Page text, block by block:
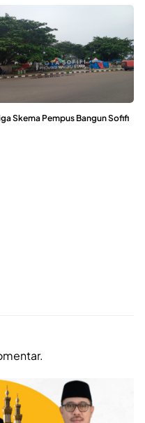
Skema Pempus Bangun Sofifi